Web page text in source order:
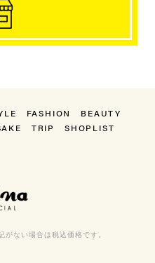
FASHION
BEAUTY
TRIP SHOPLIST
ない場合は税込価格です。